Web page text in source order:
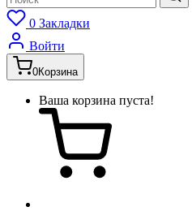
0 Закладки
Войти
0Корзина
Ваша корзина пуста!